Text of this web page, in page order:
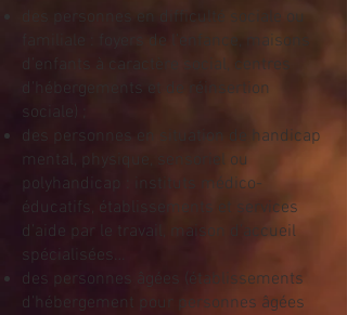
des personnes en difficulté sociale ou
familiale : foyers de l’enfance, maisons
d’enfants à caractère social, centres
d’hébergements et de réinsertion
sociale) ;
des personnes en situation de handicap
mental, physique, sensoriel ou
polyhandicap : instituts médico-
éducatifs, établissements et services
d’aide par le travail, maison d’accueil
spécialisées…
des personnes âgées (établissements
d’hébergement pour personnes âgées